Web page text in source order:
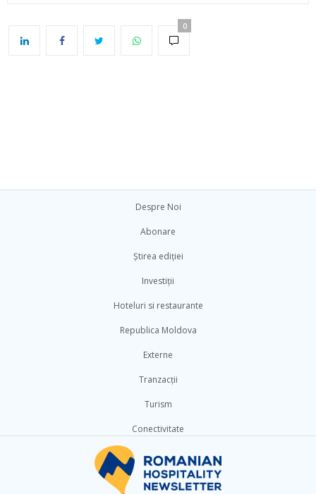
0
Despre Noi
Abonare
Știrea ediției
Investiții
Hoteluri si restaurante
Republica Moldova
Externe
Tranzacții
Turism
Conectivitate